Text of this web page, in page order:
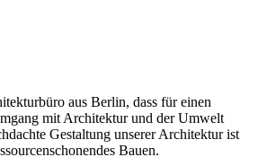
aus Berlin, dass für einen
mit Architektur und der Umwelt
Gestaltung unserer Architektur ist
Bauen.